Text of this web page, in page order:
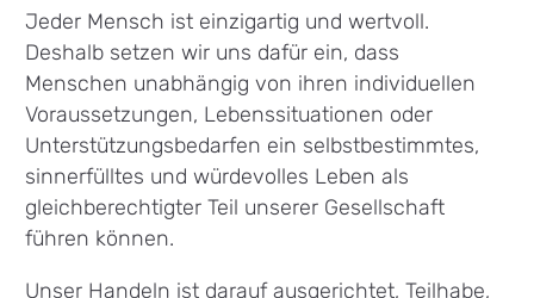
Jeder Mensch ist einzigartig und wertvoll.
Deshalb setzen wir uns dafür ein, dass
Menschen unabhängig von ihren individuellen
Voraussetzungen, Lebenssituationen oder
Unterstützungsbedarfen ein selbstbestimmtes,
sinnerfülltes und würdevolles Leben als
gleichberechtigter Teil unserer Gesellschaft
führen können.
Unser Handeln ist darauf ausgerichtet, Teilhabe,